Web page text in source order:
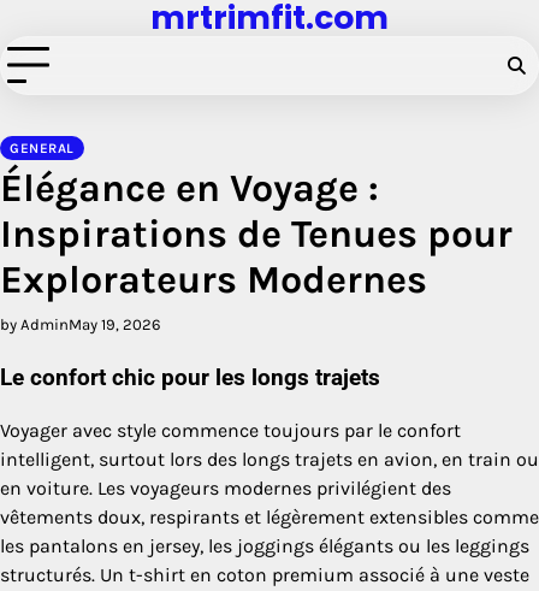
to
content
mrtrimfit.com
GENERAL
Élégance en Voyage :
Inspirations de Tenues pour
Explorateurs Modernes
by AdminMay 19, 2026
Le confort chic pour les longs trajets
Voyager avec style commence toujours par le confort
intelligent, surtout lors des longs trajets en avion, en train ou
en voiture. Les voyageurs modernes privilégient des
vêtements doux, respirants et légèrement extensibles comme
les pantalons en jersey, les joggings élégants ou les leggings
structurés. Un t-shirt en coton premium associé à une veste